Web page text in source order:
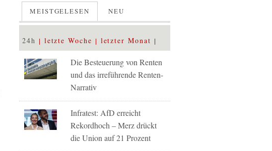
MEISTGELESEN NEU
24h letzte Woche letzter Monat
Die Besteuerung von Renten
und das irreführende Renten-
Narrativ
Infratest: AfD erreicht
Rekordhoch – Merz drückt
die Union auf 21 Prozent